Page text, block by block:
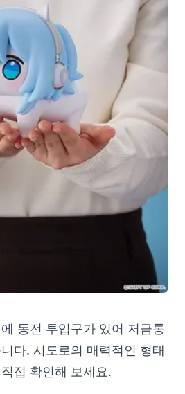
동전 투입구가 있어 저금통
다. 시도로의 매력적인 형태
접 확인해 보세요.